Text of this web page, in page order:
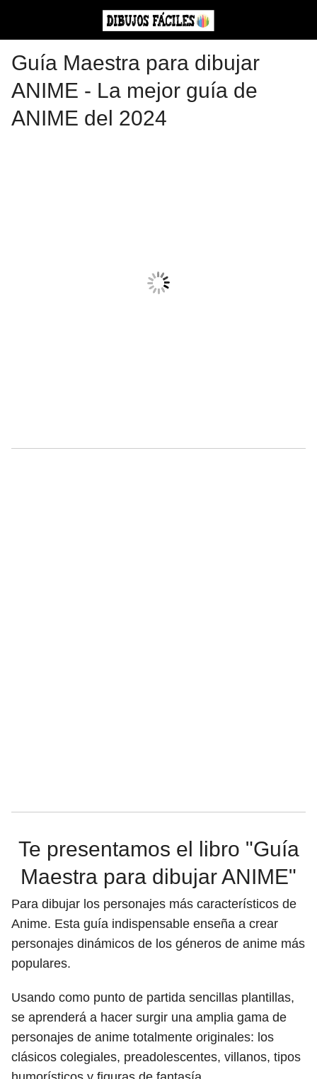
Guía Maestra para dibujar
ANIME - La mejor guía de
ANIME del 2024
Te presentamos el libro "Guía
Maestra para dibujar ANIME"
Para dibujar los personajes más característicos de
Anime. Esta guía indispensable enseña a crear
personajes dinámicos de los géneros de anime más
populares.
Usando como punto de partida sencillas plantillas,
se aprenderá a hacer surgir una amplia gama de
personajes de anime totalmente originales: los
clásicos colegiales, preadolescentes, villanos, tipos